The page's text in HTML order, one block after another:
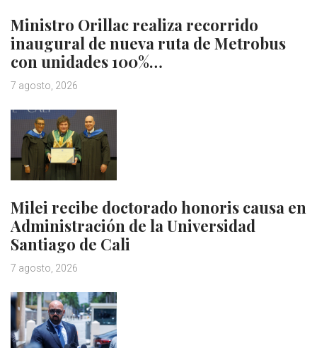
Ministro Orillac realiza recorrido
inaugural de nueva ruta de Metrobus
con unidades 100%…
7 agosto, 2026
Milei recibe doctorado honoris causa en
Administración de la Universidad
Santiago de Cali
7 agosto, 2026